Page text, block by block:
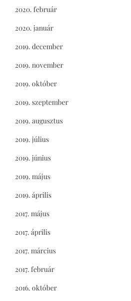
2020. február
2020. január
2019. december
2019. november
2019. október
2019. szeptember
2019. augusztus
2019. július
2019. június
2019. május
2019. április
2017. május
2017. április
2017. március
2017. február
2016. október